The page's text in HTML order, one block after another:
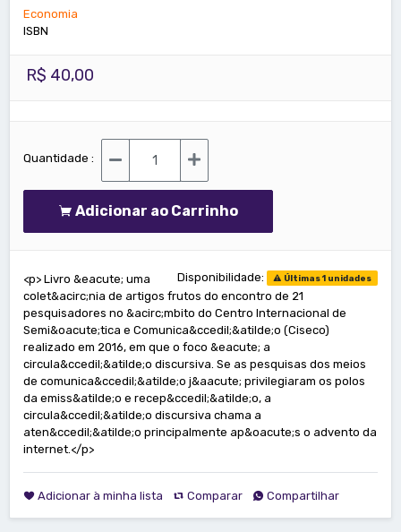
Economia
ISBN
R$ 40,00
Quantidade :
Adicionar ao Carrinho
Disponibilidade: Últimas 1 unidades
<p> Livro &eacute; uma
colet&acirc;nia de artigos frutos do encontro de 21
pesquisadores no &acirc;mbito do Centro Internacional de
Semi&oacute;tica e Comunica&ccedil;&atilde;o (Ciseco)
realizado em 2016, em que o foco &eacute; a
circula&ccedil;&atilde;o discursiva. Se as pesquisas dos meios
de comunica&ccedil;&atilde;o j&aacute; privilegiaram os polos
da emiss&atilde;o e recep&ccedil;&atilde;o, a
circula&ccedil;&atilde;o discursiva chama a
aten&ccedil;&atilde;o principalmente ap&oacute;s o advento da
internet.</p>
Adicionar à minha lista Comparar Compartilhar